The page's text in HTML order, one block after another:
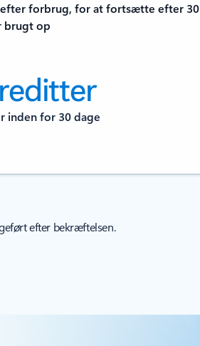
forbrug, for at fortsætte efter 30
brugt op
inden for 30 dage
efter bekræftelsen.